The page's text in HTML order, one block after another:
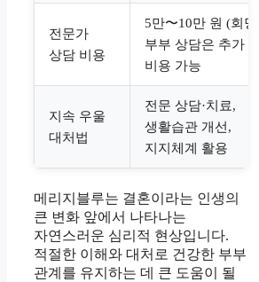
전문가
상담 비용
5만〜10만 원 (회당),
부부 상담은 추가
비용 가능
지속 우울
대처법
전문 상담·치료,
생활습관 개선,
지지체계 활용
메리지블루는 결혼이라는 인생의
큰 변화 앞에서 나타나는
자연스러운 심리적 현상입니다.
적절한 이해와 대처로 건강한 부부
관계를 유지하는 데 큰 도움이 될